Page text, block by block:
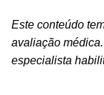
Este conteúdo
avaliação
especialista